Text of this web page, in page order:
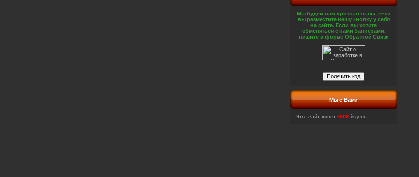
Мы будем вам признательны, если
вы разместите нашу кнопку у себя
на сайте. Если вы хотите
обменяться с нами баннерами,
пишите в форме Обратной Связи
Мы с Вами
Этот сайт живет 5808-й день.